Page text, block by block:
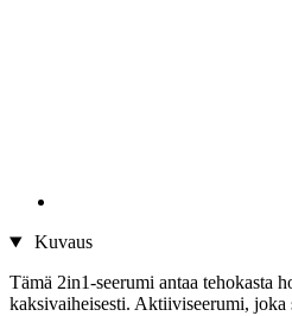
Kuvaus
Tämä 2in1-seerumi antaa tehokasta
kaksivaiheisesti. Aktiiviseerumi, joka